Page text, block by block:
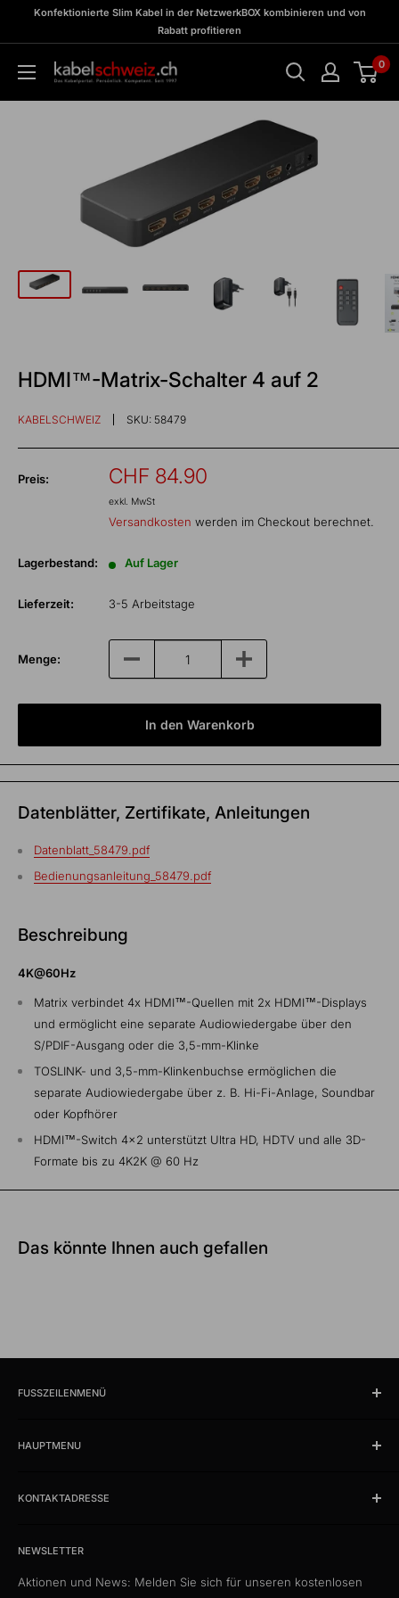
zu
BOX
Konfektionierte Slim Kabel in der NetzwerkBOX kombinieren und von
Rabatt profitieren
kabelschweiz 0
HDMI™-Matrix-Schalter 4 auf 2
KABELSCHWEIZ SKU: 58479
Preis: Sonderpreis
CHF 84.90
exkl. MwSt
Versandkosten werden im Checkout berechnet.
Lagerbestand: Auf Lager
Lieferzeit: 3-5 Arbeitstage
Menge:
In den Warenkorb
Datenblätter, Zertifikate, Anleitungen
Datenblatt_58479.pdf
Bedienungsanleitung_58479.pdf
Beschreibung
4K@60Hz
Matrix verbindet 4x HDMI™-Quellen mit 2x HDMI™-Displays
und ermöglicht eine separate Audiowiedergabe über den
S/PDIF-Ausgang oder die 3,5-mm-Klinke
TOSLINK- und 3,5-mm-Klinkenbuchse ermöglichen die
separate Audiowiedergabe über z. B. Hi-Fi-Anlage, Soundbar
oder Kopfhörer
HDMI™-Switch 4x2 unterstützt Ultra HD, HDTV und alle 3D-
Formate bis zu 4K2K @ 60 Hz
Das könnte Ihnen auch gefallen
FUSSZEILENMENÜ
Öffnungszeiten und Lokalität
AGB
Versandkosten
HAUPTMENU
News
Musterkataloge
Eigenmarke
KONTAKTADRESSE
Das Kabelportal. Persönlich. Kompetent. Seit 1997.
NEWSLETTER
Aktionen und News: Melden Sie sich für unseren kostenlosen